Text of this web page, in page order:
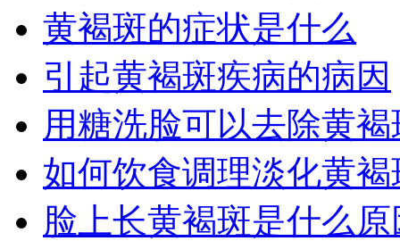
黄褐斑的症状是什么
引起黄褐斑疾病的病因
用糖洗脸可以去除黄
如何饮食调理淡化黄褐
脸上长黄褐斑是什么